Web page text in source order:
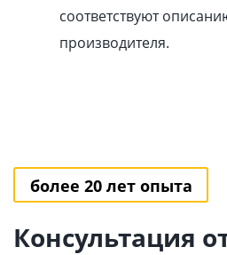
соответствуют
производителя.
более 20 лет опыта
Консультация